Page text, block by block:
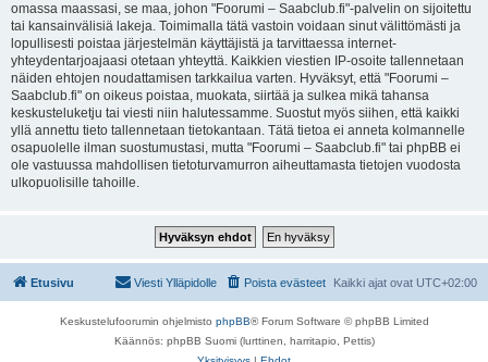
omassa maassasi, se maa, johon "Foorumi – Saabclub.fi"-palvelin on sijoitettu
tai kansainvälisiä lakeja. Toimimalla tätä vastoin voidaan sinut välittömästi ja
lopullisesti poistaa järjestelmän käyttäjistä ja tarvittaessa internet-
yhteydentarjoajaasi otetaan yhteyttä. Kaikkien viestien IP-osoite tallennetaan
näiden ehtojen noudattamisen tarkkailua varten. Hyväksyt, että "Foorumi –
Saabclub.fi" on oikeus poistaa, muokata, siirtää ja sulkea mikä tahansa
keskusteluketju tai viesti niin halutessamme. Suostut myös siihen, että kaikki
yllä annettu tieto tallennetaan tietokantaan. Tätä tietoa ei anneta kolmannelle
osapuolelle ilman suostumustasi, mutta "Foorumi – Saabclub.fi" tai phpBB ei
ole vastuussa mahdollisen tietoturvamurron aiheuttamasta tietojen vuodosta
ulkopuolisille tahoille.
Etusivu Kaikki ajat ovat UTC+02:00
Poista evästeet
Viesti Ylläpidolle
Keskustelufoorumin ohjelmisto phpBB® Forum Software © phpBB Limited
Käännös: phpBB Suomi (lurttinen, harritapio, Pettis)